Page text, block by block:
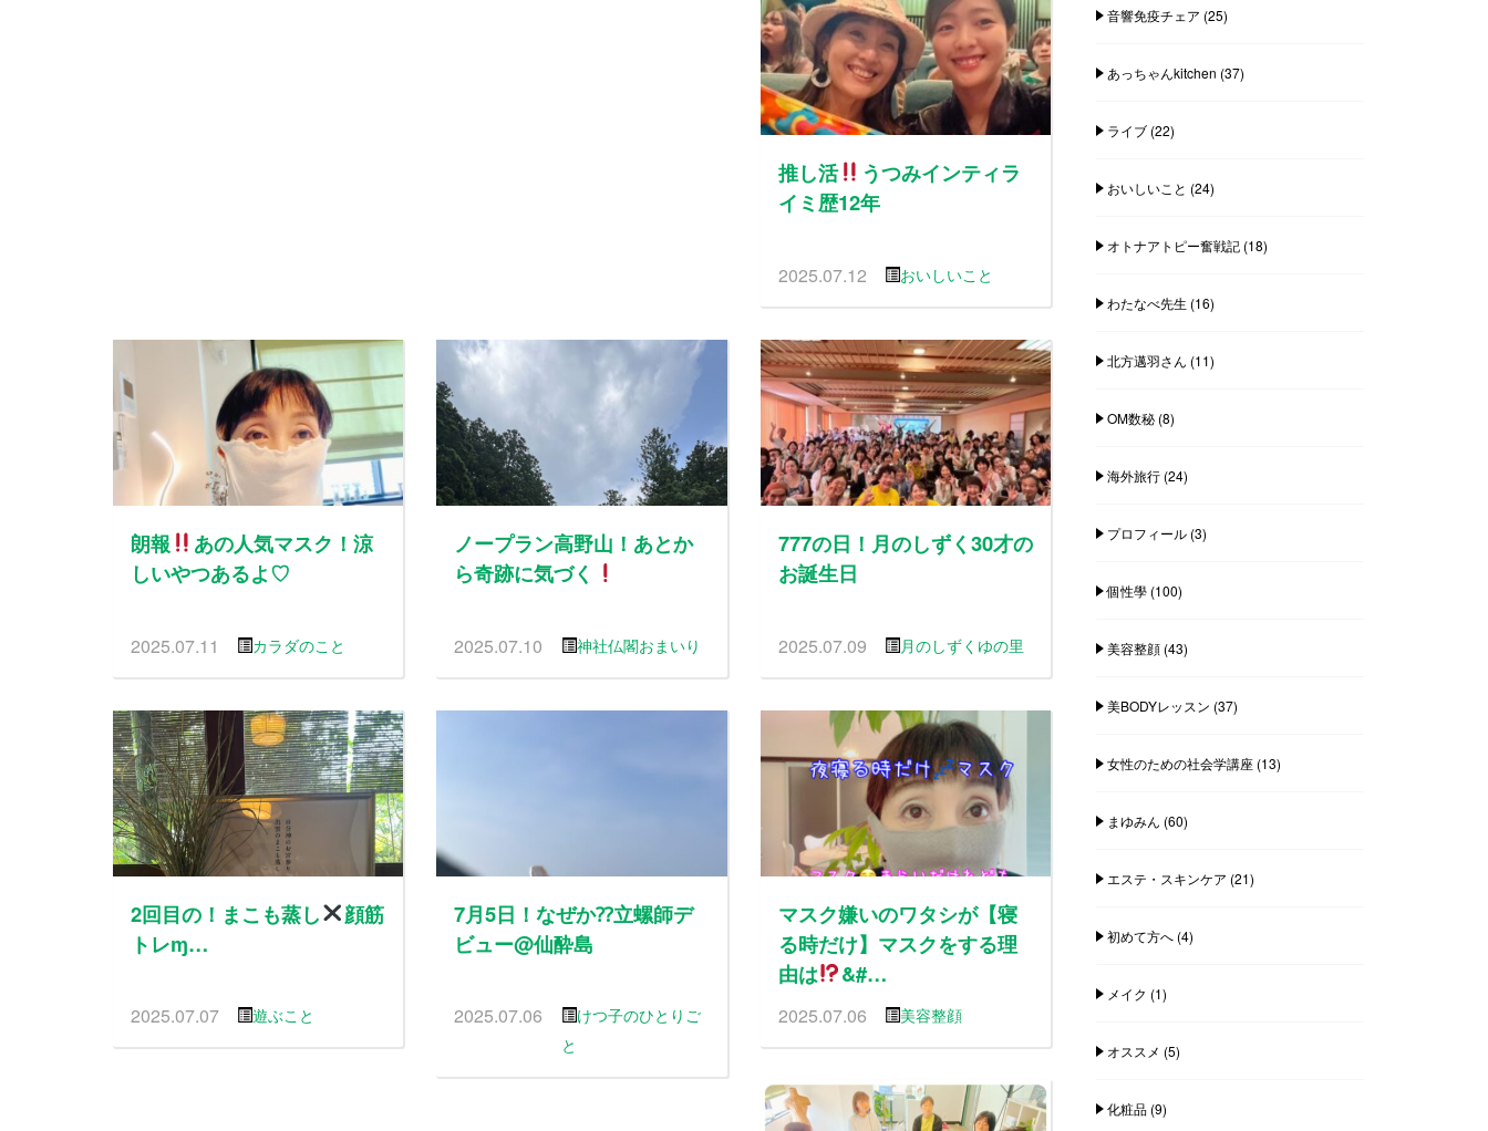
推し活
うつみインティラ
イミ歴12年
2025.07.12 おいしいこと
朗報
あの人気マスク！涼
しいやつあるよ♡
2025.07.11 カラダのこと
ノープラン高野山！あとか
ら奇跡に気づく
2025.07.10 神社仏閣おまいり
777の日！月のしずく30才の
お誕生日
2025.07.09 月のしずくゆの里
2回目の！まこも蒸し
顔筋
トレɱ…
2025.07.07 遊ぶこと
7月5日！なぜか⁇立螺師デ
ビュー@仙酔島
2025.07.06
けつ子のひとりご
と
マスク嫌いのワタシが【寝
る時だけ】マスクをする理
由は
&#…
2025.07.06 美容整顔
音響免疫チェア (25)
あっちゃんkitchen (37)
ライブ(22)
おいしいこと (24)
オトナアトピー奮戦記(18)
わたなべ先生 (16)
北方邁羽さん (11)
OM数秘(8)
海外旅行(24)
プロフィール(3)
個性學(100)
美容整顔(43)
美BODYレッスン (37)
女性のための社会学講座(13)
まゆみん (60)
エステ・スキンケア (21)
初めて方へ(4)
メイク (1)
オススメ (5)
化粧品(9)